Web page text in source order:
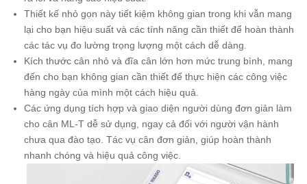
Thiết kế nhỏ gọn này tiết kiệm không gian trong khi vẫn mang
lại cho bạn hiệu suất và các tính năng cần thiết để hoàn thành
các tác vụ đo lường trọng lượng một cách dễ dàng.
Kích thước cân nhỏ và đĩa cân lớn hơn mức trung bình, mang
đến cho bạn không gian cần thiết để thực hiện các công việc
hàng ngày của mình một cách hiệu quả.
Các ứng dụng tích hợp và giao diện người dùng đơn giản làm
cho cân ML-T dễ sử dụng, ngay cả đối với người vận hành
chưa qua đào tạo. Tác vụ cân đơn giản, giúp hoàn thành
nhanh chóng và hiệu quả công việc.